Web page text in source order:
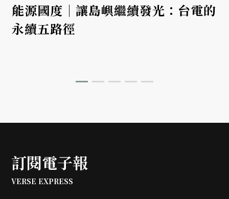
能源國度｜讓島嶼繼續發光：台電的
永續五路徑
訂閱電子報
VERSE EXPRESS